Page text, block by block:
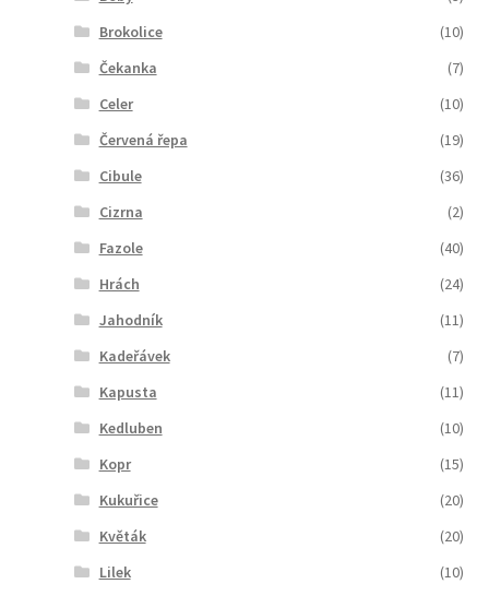
Brokolice
(10)
Čekanka
(7)
Celer
(10)
Červená řepa
(19)
Cibule
(36)
Cizrna
(2)
Fazole
(40)
Hrách
(24)
Jahodník
(11)
Kadeřávek
(7)
Kapusta
(11)
Kedluben
(10)
Kopr
(15)
Kukuřice
(20)
Květák
(20)
Lilek
(10)